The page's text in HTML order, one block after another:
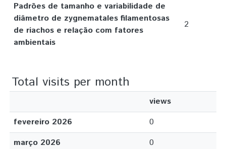
Padrões de tamanho e variabilidade de
diâmetro de zygnematales filamentosas
de riachos e relação com fatores
ambientais
2
Total visits per month
views
fevereiro 2026
0
março 2026
0